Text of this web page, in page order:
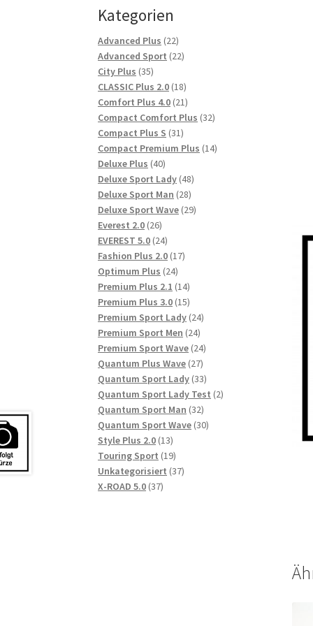
Kategorien
Advanced Plus 2222
Produkte
Advanced Sport 2222
City Plus 3535
Produkte
CLASSIC Plus 2.0 1818
Produkte
Comfort Plus 4.0 2121
Produkte
Compact Comfort Plus 3232
Compact Plus S 3131
Produkte
Compact Premium Plus 1414
Deluxe Plus 4040
Produkte
Deluxe Sport Lady 4848
Deluxe Sport Man 2828
Produkte
Deluxe Sport Wave 2929
Everest 2.0 2626
Produkte
EVEREST 5.0 2424
Produkte
Fashion Plus 2.0 1717
Optimum Plus 2424
Produkte
Premium Plus 2.1 1414
Produkte
Premium Plus 3.0 1515
Produkte
Premium Sport Lady 2424
Premium Sport Men 2424
Produkte
Premium Sport Wave 2424
Quantum Plus Wave 2727
Produkte
Quantum Sport Lady 3333
Produkte
Quantum Sport Lady Test 22
Quantum Sport Man 3232
Produkte
Quantum Sport Wave 3030
Style Plus 2.0 1313
Produkte
Touring Sport 1919
Produkte
Unkategorisiert 3737
X-ROAD 5.0 3737